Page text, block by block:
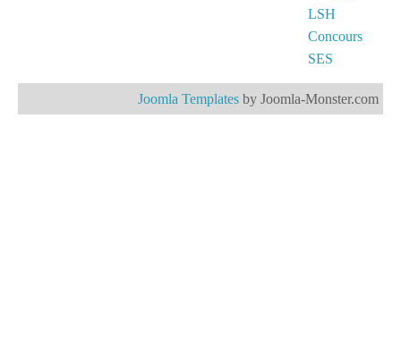
LSH
Concours
SES
Joomla Templates by Joomla-Monster.com